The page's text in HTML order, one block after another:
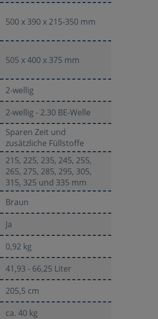
500 x 390 x 215-350 mm
505 x 400 x 375 mm
2-wellig
2-wellig - 2.30 BE-Welle
Sparen Zeit und
zusätzliche Füllstoffe
215, 225, 235, 245, 255,
265, 275, 285, 295, 305,
315, 325 und 335 mm
Braun
Ja
0,92 kg
41,93 - 66,25 Liter
205,5 cm
ca. 40 kg